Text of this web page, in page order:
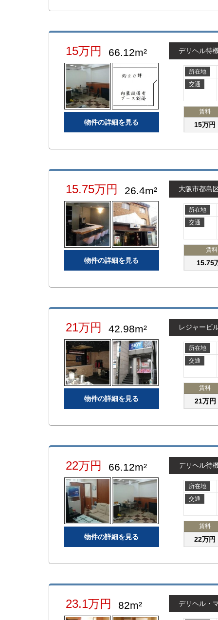
15万円 66.12m²
物件の詳細を見る
デリヘル待
所在地
交通
賃料
15万円
15.75万円 26.4m²
物件の詳細を見る
大阪市都島
所在地
交通
賃料
15.75
21万円 42.98m²
物件の詳細を見る
レジャービ
所在地
交通
賃料
21万円
22万円 66.12m²
物件の詳細を見る
デリヘル待
所在地
交通
賃料
22万円
23.1万円 82m² デリヘル・